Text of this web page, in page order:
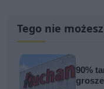
Tego nie
90%
grosze